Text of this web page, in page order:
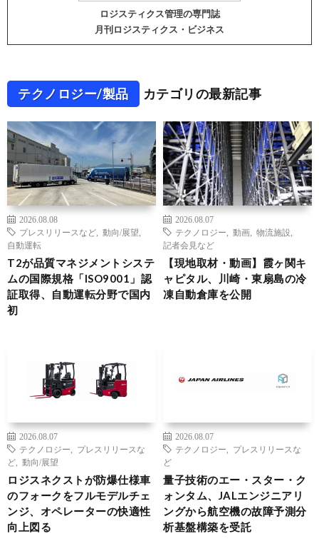
ロジスティクス管理の専門誌
月刊ロジスティクス・ビジネス
テクノロジー/製品 カテゴリの最新記事
2026.08.08
プレスリリースなど
動向/展望
自動運転
T2が品質マネジメントシステ
ムの国際規格「ISO9001」認
証取得、自動運転分野で国内
初
2026.08.07
テクノロジー
動画 物流施設
記者会見など
【現地取材・動画】霞ヶ関キ
ャピタル、川崎・東扇島の冷
凍自動倉庫を公開
2026.08.07
テクノロジー
プレスリリースな
ど
動向/展望
ロジスネクストが防爆仕様車
のフォークをフルモデルチェ
ンジ、オペレーターの快適性
向上図る
2026.08.07
テクノロジー
プレスリリースな
ど
量子技術のエー・スター・ク
ォンタム、JALエンジニアリ
ングから航空機の故障予測分
析基盤構築を受託